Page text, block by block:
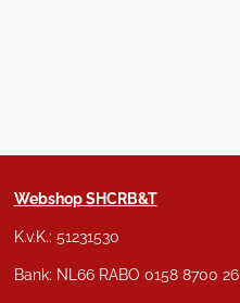
Webshop SHCRB&T
K.v.K.: 51231530
Bank: NL66 RABO 0158 8700 26